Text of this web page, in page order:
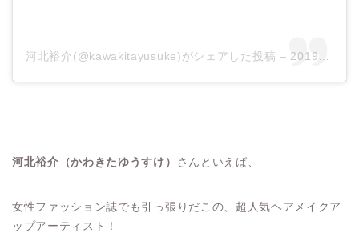
河北裕介(@kawakitayusuke)がシェアした投稿 – 2019年10月月30日午前5時15分PDT
河北裕介（かわきたゆうすけ） さんといえば、
女性ファッション誌でも引っ張りだこの、超人気ヘアメイクア
ップアーティスト！